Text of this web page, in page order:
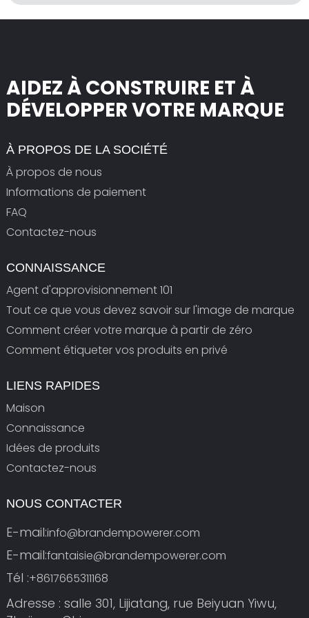
AIDEZ À CONSTRUIRE ET À
DÉVELOPPER VOTRE MARQUE
À PROPOS DE LA SOCIÉTÉ
À propos de nous
Informations de paiement
FAQ
Contactez-nous
CONNAISSANCE
Agent d'approvisionnement 101
Tout ce que vous devez savoir sur l'image de marque
Comment créer votre marque à partir de zéro
Comment étiqueter vos produits en privé
LIENS RAPIDES
Maison
Connaissance
Idées de produits
Contactez-nous
NOUS CONTACTER
E-mail:info@brandempowerer.com
E-mail:fantaisie@brandempowerer.com
Tél :+8617665311168
Adresse : salle 301, Lijiatang, rue Beiyuan Yiwu,